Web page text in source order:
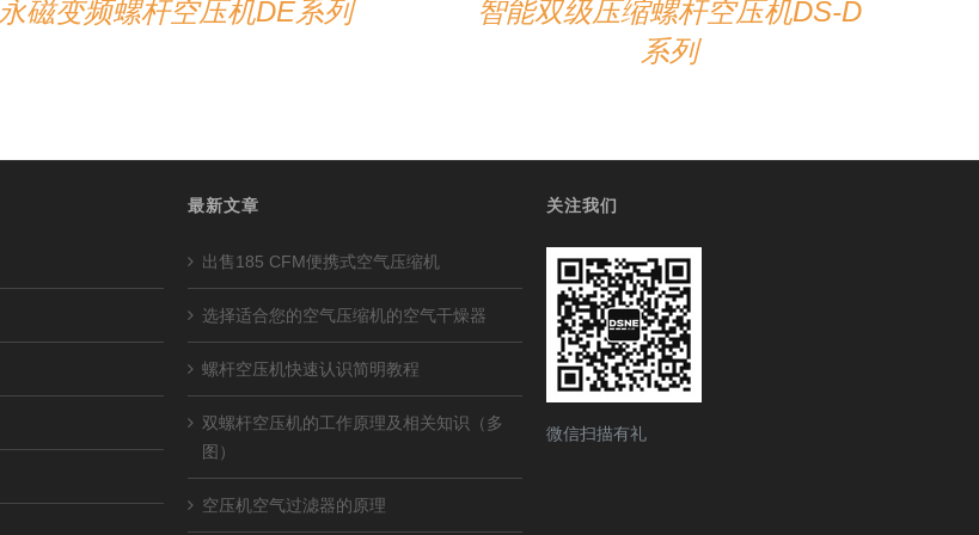
永磁变频螺杆空压机DE系列
智能双级压缩螺杆空压机DS-D
系列
最新文章
出售185 CFM便携式空气压缩机
选择适合您的空气压缩机的空气干燥器
螺杆空压机快速认识简明教程
双螺杆空压机的工作原理及相关知识（多
图）
空压机空气过滤器的原理
关注我们
微信扫描有礼